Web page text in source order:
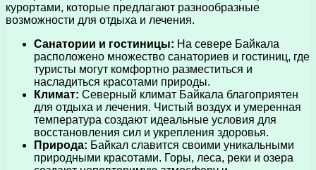
курортами, которые предлагают разнообразные
возможности для отдыха и лечения.
Санатории и гостиницы: На севере Байкала
расположено множество санаториев и гостиниц, где
туристы могут комфортно разместиться и
насладиться красотами природы.
Климат: Северный климат Байкала благоприятен
для отдыха и лечения. Чистый воздух и умеренная
температура создают идеальные условия для
восстановления сил и укрепления здоровья.
Природа: Байкал славится своими уникальными
природными красотами. Горы, леса, реки и озера